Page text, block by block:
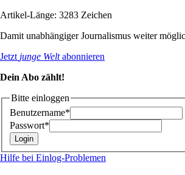
Artikel-Länge: 3283 Zeichen
Damit unabhängiger Journalismus weiter
Jetzt junge Weltabonnieren
Dein Abo zählt!
Bitte einloggen
Benutzername*
Passwort*
Hilfe bei Einlog-Problemen